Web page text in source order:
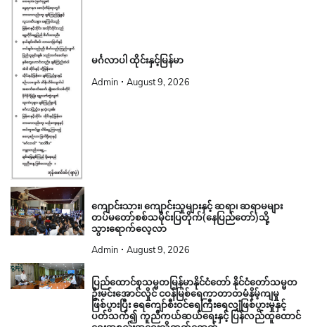
မင်္ဂလာပါ ထိုင်းနှင့်မြန်မာ
Admin August 9, 2026
ကျောင်းသား၊ ကျောင်းသူများနှင့် ဆရာ၊ ဆရာမများ
တပ်မတော်စစ်သမိုင်းပြတိုက်(နေပြည်တော်)သို့
သွားရောက်လေ့လာ
Admin August 9, 2026
ပြည်ထောင်စုသမ္မတမြန်မာနိုင်ငံတော် နိုင်ငံတော်သမ္မတ
ဦးမင်းအောင်လှိုင် ငဝန်မြစ်ရေကာတာတမံနိမ့်ကျမှု
ဖြစ်ပွားပြီး ရေကျော်စီးဝင်ရေကြီးရေလျှံဖြစ်ပွားမှုနှင့်
ပတ်သက်၍ ကူညီကယ်ဆယ်ရေးနှင့် ပြန်လည်ထူထောင်